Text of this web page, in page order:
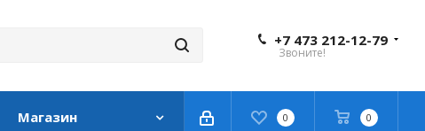
+7 473 212-12-79
Звоните!
0 0
Магазин